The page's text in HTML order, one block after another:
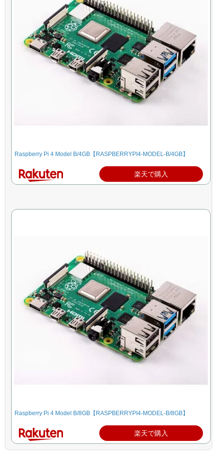
Raspberry Pi 4 Model B/4GB【RASPBERRYPI4-MODEL-B/4GB】
楽天で購入
Raspberry Pi 4 Model B/8GB【RASPBERRYPI4-MODEL-B/8GB】
楽天で購入